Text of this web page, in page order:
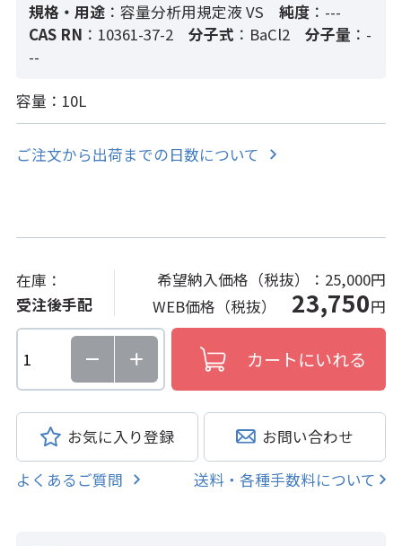
規格・用途 ：容量分析用規定液 VS 純度：---
CAS RN ：10361-37-2 分子式 ：BaCl2 分子量 ：-
--
容量：10L
ご注文から出荷までの日数について
在庫：
受注後手配
希望納入価格（税抜）： 25,000円
WEB価格（税抜） 23,750円
お気に入り登録 お問い合わせ
よくあるご質問 送料・各種手数料について